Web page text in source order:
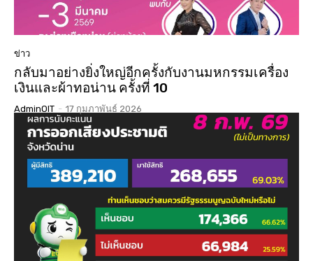
ข่าว
กลับมาอย่างยิ่งใหญ่อีกครั้งกับงานมหกรรมเครื่อง
เงินและผ้าทอน่าน ครั้งที่ 10
AdminOIT - 17 กุมภาพันธ์ 2026